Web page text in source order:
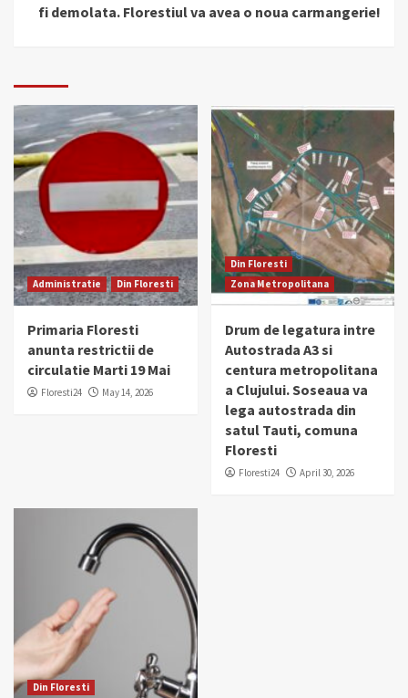
fi demolata. Florestiul va avea o noua carmangerie!
Administratie Din Floresti
Primaria Floresti
anunta restrictii de
circulatie Marti 19 Mai
Floresti24 May 14, 2026
Din Floresti
Zona Metropolitana
Drum de legatura intre
Autostrada A3 si
centura metropolitana
a Clujului. Soseaua va
lega autostrada din
satul Tauti, comuna
Floresti
Floresti24 April 30, 2026
Din Floresti